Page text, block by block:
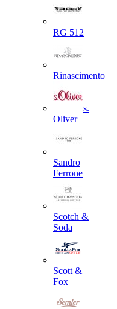
RG 512
Rinascimento
s.
Oliver
Sandro
Ferrone
Scotch &
Soda
Scott &
Fox